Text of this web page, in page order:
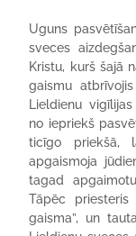
Uguns
sveces
Kristu, kurš šajā
gaismu
Lieldienu
no iepriekš
ticīgo priekšā,
apgaismoja
tagad
Tāpēc
gaisma”, un